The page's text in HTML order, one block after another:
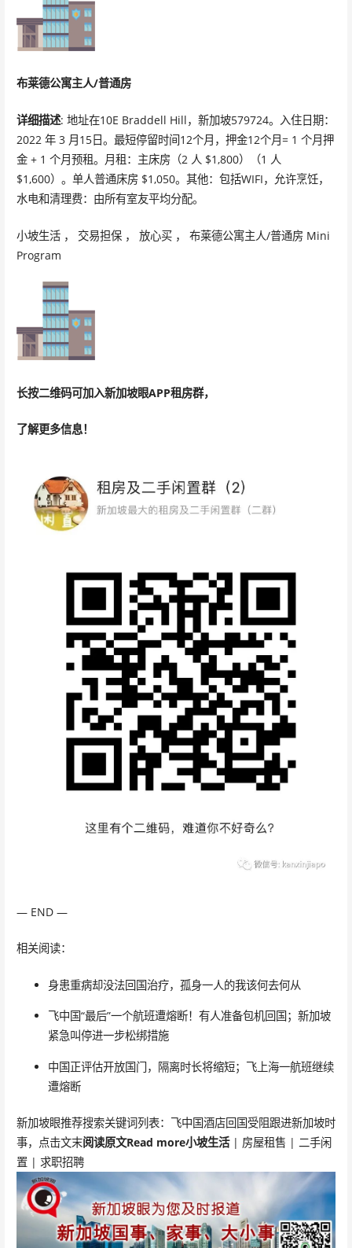
布莱德公寓主人/普通房
详细描述: 地址在10E Braddell Hill，新加坡579724。入住日期：
2022 年 3 月15日。最短停留时间12个月，押金12个月= 1 个月押
金 + 1 个月预租。月租：主床房（2 人 $1,800）（1 人
$1,600）。单人普通床房 $1,050。其他：包括WIFI，允许烹饪，
水电和清理费：由所有室友平均分配。
小坡生活 ， 交易担保 ， 放心买 ， 布莱德公寓主人/普通房 Mini
Program
长按二维码可加入新加坡眼APP租房群，
了解更多信息！
— END —
相关阅读：
身患重病却没法回国治疗，孤身一人的我该何去何从
飞中国“最后”一个航班遭熔断！有人准备包机回国；新加坡
紧急叫停进一步松绑措施
中国正评估开放国门，隔离时长将缩短；飞上海一航班继续
遭熔断
新加坡眼推荐搜索关键词列表：飞中国酒店回国受阻跟进新加坡时
事，点击文末阅读原文Read more小坡生活 | 房屋租售 | 二手闲
置 | 求职招聘